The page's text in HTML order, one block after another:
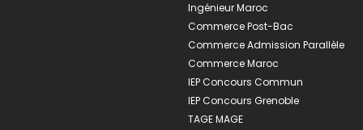
Ingénieur Maroc
Commerce Post-Bac
Commerce Admission Parallèle
Commerce Maroc
IEP Concours Commun
IEP Concours Grenoble
TAGE MAGE